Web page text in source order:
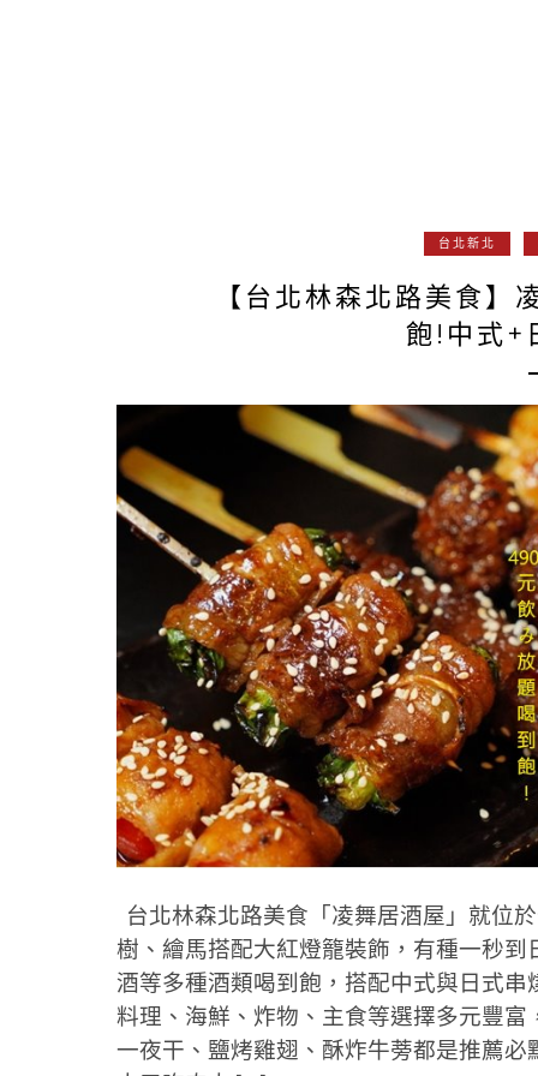
台北新北
【台北林森北路美食】
飽!中式+
台北林森北路美食「凌舞居酒屋」就位
樹、繪馬搭配大紅燈籠裝飾，有種一秒
酒等多種酒類喝到飽，搭配中式與日式
料理、海鮮、炸物、主食等選擇多元豐
一夜干、鹽烤雞翅、酥炸牛蒡都是推薦